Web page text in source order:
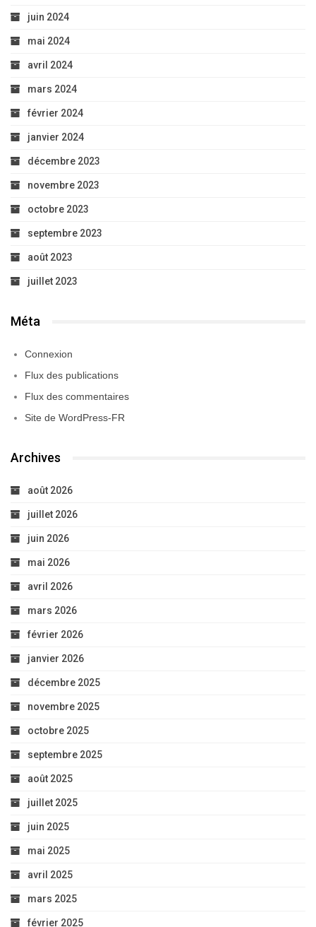
juin 2024
mai 2024
avril 2024
mars 2024
février 2024
janvier 2024
décembre 2023
novembre 2023
octobre 2023
septembre 2023
août 2023
juillet 2023
Méta
Connexion
Flux des publications
Flux des commentaires
Site de WordPress-FR
Archives
août 2026
juillet 2026
juin 2026
mai 2026
avril 2026
mars 2026
février 2026
janvier 2026
décembre 2025
novembre 2025
octobre 2025
septembre 2025
août 2025
juillet 2025
juin 2025
mai 2025
avril 2025
mars 2025
février 2025